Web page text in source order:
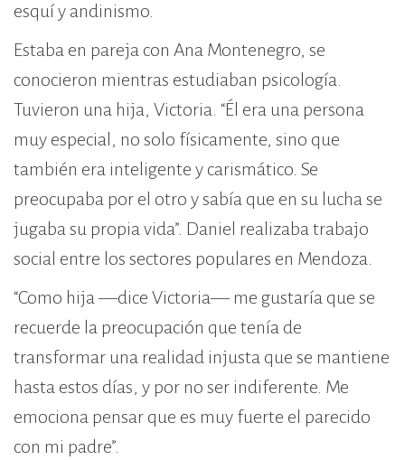
esquí y andinismo.
Estaba en pareja con Ana Montenegro, se
conocieron mientras estudiaban psicología.
Tuvieron una hija, Victoria. “Él era una persona
muy especial, no solo físicamente, sino que
también era inteligente y carismático. Se
preocupaba por el otro y sabía que en su lucha se
jugaba su propia vida”. Daniel realizaba trabajo
social entre los sectores populares en Mendoza.
“Como hija —dice Victoria— me gustaría que se
recuerde la preocupación que tenía de
transformar una realidad injusta que se mantiene
hasta estos días, y por no ser indiferente. Me
emociona pensar que es muy fuerte el parecido
con mi padre”.